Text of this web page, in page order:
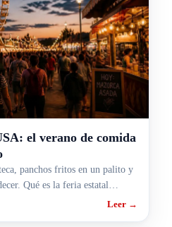
el verano de comida
panchos fritos en un palito y
Qué es la feria estatal
su mes.
Leer →